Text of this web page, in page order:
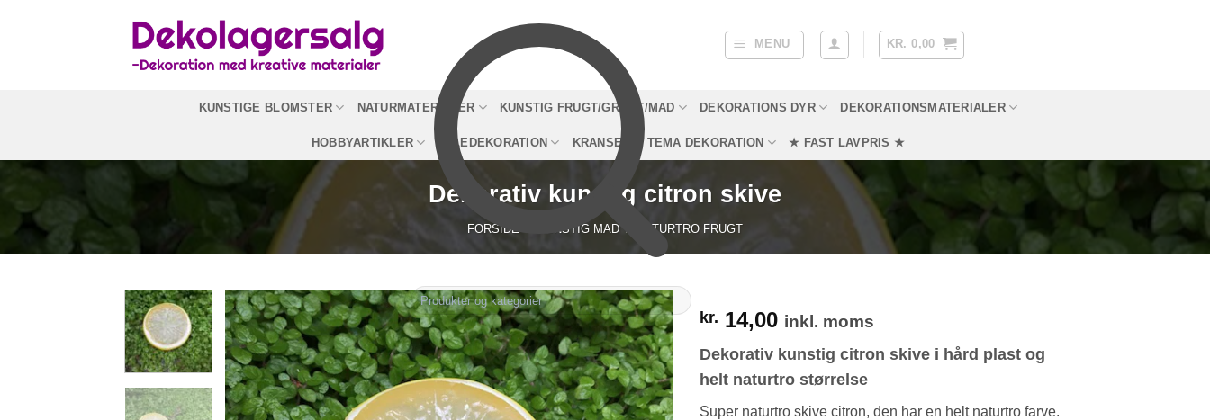
MENU KR. 0,00
KUNSTIGE BLOMSTER NATURMATERIALER KUNSTIG FRUGT/GRØNT/MAD DEKORATIONS DYR DEKORATIONSMATERIALER
HOBBYARTIKLER JULEDEKORATION KRANSE TEMA DEKORATION ★ FAST LAVPRIS ★
Dekorativ kunstig citron skive
FORSIDE KUNSTIG MAD NATURTRO FRUGT
kr. 14,00 inkl. moms
Dekorativ kunstig citron skive i hård plast og
helt naturtro størrelse
Super naturtro skive citron, den har en helt naturtro farve.